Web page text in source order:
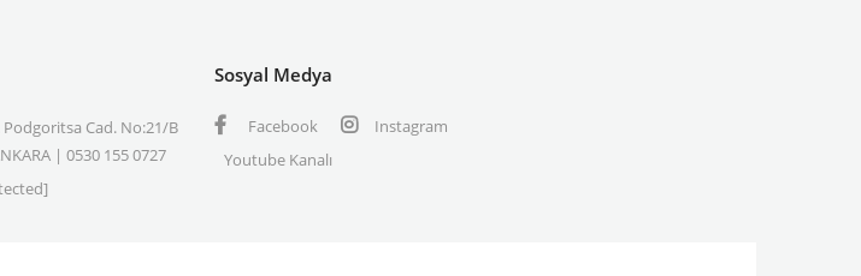
Cad. No:21/B
| 0530 155 0727
Sosyal Medya
Facebook
Instagram
Youtube Kanalı